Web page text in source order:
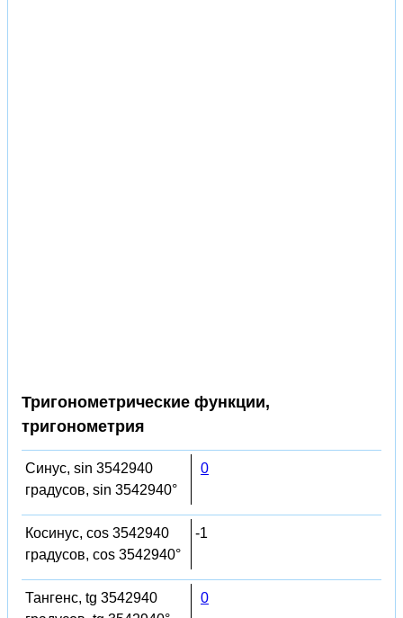
Тригонометрические функции,
тригонометрия
Синус, sin 3542940
градусов, sin 3542940°
0
Косинус, cos 3542940
градусов, cos 3542940°
-1
Тангенс, tg 3542940
0